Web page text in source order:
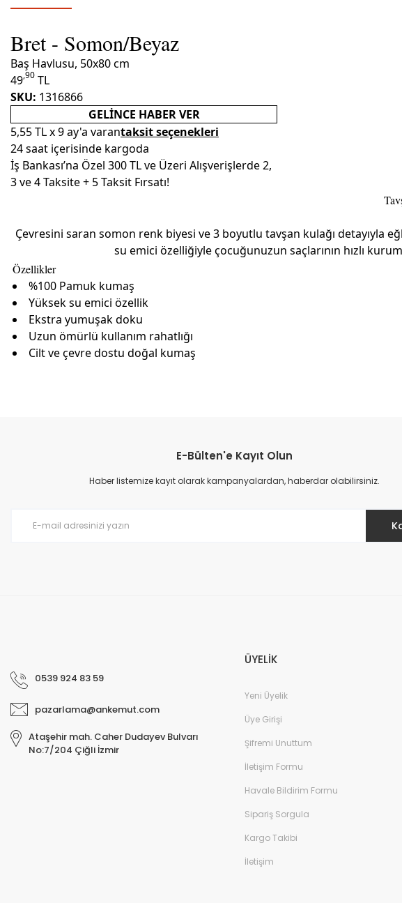
Bret - Somon/Beyaz
Baş Havlusu, 50x80 cm
49,90 TL
SKU: 1316866
GELINCE HABER VER
5,55 TLx 9 ay'a varantaksit seçenekleri
24 saat içerisinde kargoda
İş Bankası’na Özel 300 TL ve Üzeri Alışverişlerde 2,
3 ve 4 Taksite + 5 Taksit Fırsatı!
Çevresini saran somon renk biyesi ve 3 boyutlu tavşan kulağı detayıyla
su emici özelliğiyle çocuğunuzun saçlarının hızlı
Özellikler
%100 Pamuk kumaş
Yüksek su emici özellik
Ekstra yumuşak doku
Uzun ömürlü kullanım rahatlığı
Cilt ve çevre dostu doğal kumaş
Ürün resmi kalitesiz, bozuk veya görüntülenemiyor.
Ürün açıklamasında eksik bilgiler bulunuyor.
E-Bülten'e Kayıt Olun
Haber listemize kayıt olarak kampanyalardan, haberdar olabilirsiniz.
0539 924 83 59
pazarlama@ankemut.com
Ataşehir mah. Caher Dudayev Bulvarı
No:7/204 Çiğli İzmir
ÜYELİK
Yeni Üyelik
Üye Girişi
Şifremi Unuttum
İletişim Formu
Havale Bildirim Formu
Sipariş Sorgula
Kargo Takibi
İletişim